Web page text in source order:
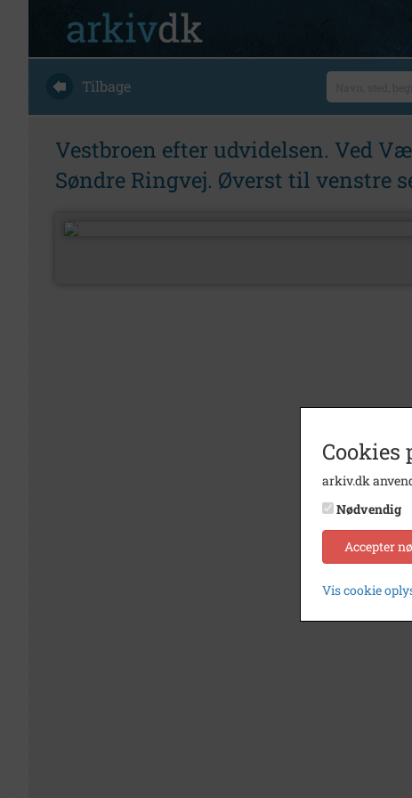
Tilbage
Vestbroen efter udvidelsen. Ved
Søndre Ringvej. Øverst til venstre
Cookies
arkiv.dk
Nødvendig
Accepter
Vis cookie